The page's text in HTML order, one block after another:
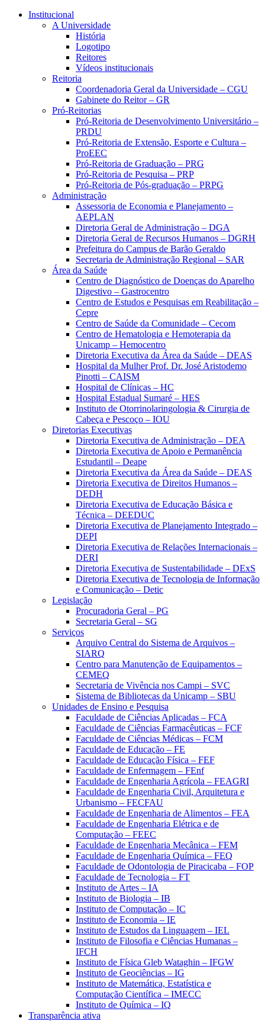
Página Inicial Portal Unicamp
Conteúdo principal
Institucional
A Universidade
História
Logotipo
Reitores
Vídeos institucionais
Reitoria
Coordenadoria Geral da Universidade – CGU
Gabinete do Reitor – GR
Pró-Reitorias
Pró-Reitoria de Desenvolvimento Universitário –
PRDU
Pró-Reitoria de Extensão, Esporte e Cultura –
ProEEC
Pró-Reitoria de Graduação – PRG
Pró-Reitoria de Pesquisa – PRP
Pró-Reitoria de Pós-graduação – PRPG
Administração
Assessoria de Economia e Planejamento –
AEPLAN
Diretoria Geral de Administração – DGA
Diretoria Geral de Recursos Humanos – DGRH
Prefeitura do Campus de Barão Geraldo
Secretaria de Administração Regional – SAR
Área da Saúde
Centro de Diagnóstico de Doenças do Aparelho
Digestivo – Gastrocentro
Centro de Estudos e Pesquisas em Reabilitação –
Cepre
Centro de Saúde da Comunidade – Cecom
Centro de Hematologia e Hemoterapia da
Unicamp – Hemocentro
Diretoria Executiva da Área da Saúde – DEAS
Hospital da Mulher Prof. Dr. José Aristodemo
Pinotti – CAISM
Hospital de Clínicas – HC
Hospital Estadual Sumaré – HES
Instituto de Otorrinolaringologia & Cirurgia de
Cabeça e Pescoço – IOU
Diretorias Executivas
Diretoria Executiva de Administração – DEA
Diretoria Executiva de Apoio e Permanência
Estudantil – Deape
Diretoria Executiva da Área da Saúde – DEAS
Diretoria Executiva de Direitos Humanos –
DEDH
Diretoria Executiva de Educação Básica e
Técnica – DEEDUC
Diretoria Executiva de Planejamento Integrado –
DEPI
Diretoria Executiva de Relações Internacionais –
DERI
Diretoria Executiva de Sustentabilidade – DExS
Diretoria Executiva de Tecnologia de Informação
e Comunicação – Detic
Legislação
Procuradoria Geral – PG
Secretaria Geral – SG
Serviços
Arquivo Central do Sistema de Arquivos –
SIARQ
Centro para Manutenção de Equipamentos –
CEMEQ
Secretaria de Vivência nos Campi – SVC
Sistema de Bibliotecas da Unicamp – SBU
Unidades de Ensino e Pesquisa
Faculdade de Ciências Aplicadas – FCA
Faculdade de Ciências Farmacêuticas – FCF
Faculdade de Ciências Médicas – FCM
Faculdade de Educação – FE
Faculdade de Educação Física – FEF
Faculdade de Enfermagem – FEnf
Faculdade de Engenharia Agrícola – FEAGRI
Faculdade de Engenharia Civil, Arquitetura e
Urbanismo – FECFAU
Faculdade de Engenharia de Alimentos – FEA
Faculdade de Engenharia Elétrica e de
Computação – FEEC
Faculdade de Engenharia Mecânica – FEM
Faculdade de Engenharia Química – FEQ
Faculdade de Odontologia de Piracicaba – FOP
Faculdade de Tecnologia – FT
Instituto de Artes – IA
Instituto de Biologia – IB
Instituto de Computação – IC
Instituto de Economia – IE
Instituto de Estudos da Linguagem – IEL
Instituto de Filosofia e Ciências Humanas –
IFCH
Instituto de Física Gleb Wataghin – IFGW
Instituto de Geociências – IG
Instituto de Matemática, Estatística e
Computação Científica – IMECC
Instituto de Química – IQ
Transparência ativa